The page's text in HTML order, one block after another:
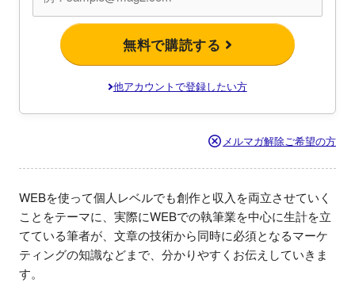
無料で購読する
他アカウントで登録したい方
メルマガ解除ご希望の方
WEBを使って個人レベルでも創作と収入を両立させていく
ことをテーマに、実際にWEBでの執筆業を中心に生計を立
てている筆者が、文章の技術から同時に必須となるマーケ
ティングの知識などまで、分かりやすくお伝えしていきま
す。